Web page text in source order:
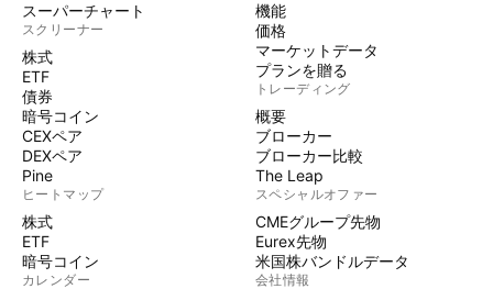
スーパーチャート
スクリーナー
株式
ETF
債券
暗号コイン
CEXペア
DEXペア
Pine
ヒートマップ
株式
ETF
暗号コイン
カレンダー
機能
価格
マーケットデータ
プランを贈る
トレーディング
概要
ブローカー
ブローカー比較
The Leap
スペシャルオファー
CMEグループ先物
Eurex先物
米国株バンドルデータ
会社情報